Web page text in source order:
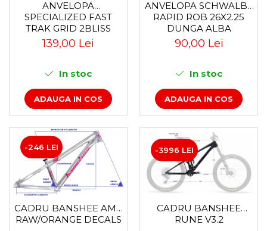
Cuvete (headset)
Discuri (rotoare)
Plăcuțe frână
Saboți
Piese frâne
Frâne pe disc
Furci
Furci fixe
Piese furci
Furci cu suspensie
Ghidaje și întinzătoare lanț
Ghidoane și atașabile
Pompe
Produse întreținere
Scaune copii
Scule și dispozitive
Sisteme antifurt
Sonerii
Suporți și portbagaje auto
Încălțăminte
ANVELOPA
SPECIALIZED FAST
TRAK GRID 2BLISS
READY T7 - 29X2.35
BLACK - TUBELESS
139,00 Lei
In stoc
ADAUGA IN COS
ANVELOPA SCHWALBE
RAPID ROB 26X2.25
DUNGA ALBA
90,00 Lei
In stoc
ADAUGA IN COS
-246 LEI
CADRU BANSHEE AMP
RAW/ORANGE DECALS
-3996 LEI
CADRU BANSHEE
RUNE V3.2